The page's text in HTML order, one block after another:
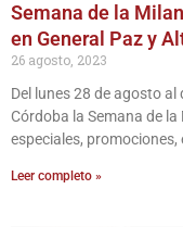
Semana de la
en General Paz y
26 agosto, 2023
Del lunes 28 de agosto
Córdoba la Semana de
especiales,
Leer completo »